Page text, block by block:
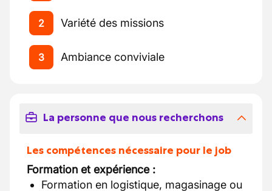
2 Variété des missions
3 Ambiance conviviale
La personne que nous recherchons
Les compétences nécessaire pour le job
Formation et expérience :
Formation en logistique, magasinage ou